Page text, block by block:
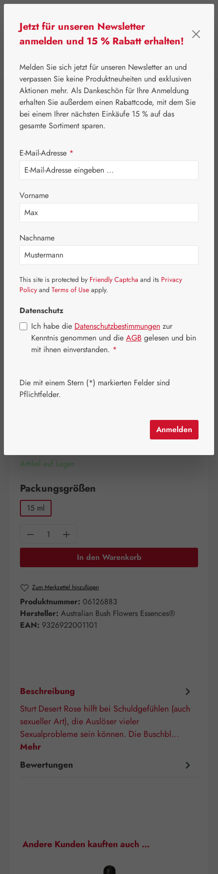
⌂ Leitner Lifecare
Blütenessenzen
Australian Bush Flowers Essences®
Sturt Desert Rose
Tropfen
Bildergalerie überspringen
Artikel auf Lager.
Packungsgrößen
15 ml
Produkt Anzahl: Gib den gewünschten
In den Warenkorb
Zum Merkzettel hinzufügen
Produktnummer: 06126883
Hersteller: Australian Bush Flowers Essences®
EAN: 9326922001101
Beschreibung
Sturt Desert Rose hilft bei Schuldgefühlen (auch
sexueller Art), die Auslöser vieler
Sexualprobleme sein können. Die Buschbl…
Mehr
Bewertungen
Produktgalerie überspringen
Andere Kunden kauften auch …
Jetzt für unseren Newsletter
anmelden und 15 % Rabatt erhalten!
Melden Sie sich jetzt für unseren Newsletter an und
verpassen Sie keine Produktneuheiten und exklusiven
Aktionen mehr. Als Dankeschön für Ihre Anmeldung
erhalten Sie außerdem einen Rabattcode, mit dem Sie
bei einem Ihrer nächsten Einkäufe 15 % auf das
gesamte Sortiment sparen.
E-Mail-Adresse *
Vorname
Nachname
This site is protected by Friendly Captcha and its Privacy
Policy and Terms of Use apply.
Datenschutz
Ich habe die Datenschutzbestimmungen zur
Kenntnis genommen und die AGB gelesen und bin
mit ihnen einverstanden. *
Die mit einem Stern (*) markierten Felder sind
Pflichtfelder.
Anmelden